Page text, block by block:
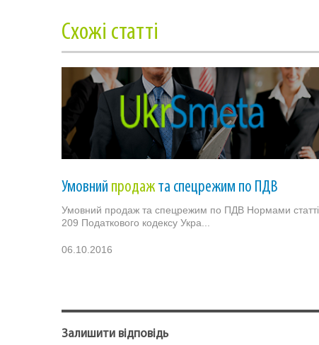
Cхожі статті
Умовний продаж та спецрежим по ПДВ
Умовний продаж та спецрежим по ПДВ Нормами статті
209 Податкового кодексу Укра...
06.10.2016
Залишити відповідь